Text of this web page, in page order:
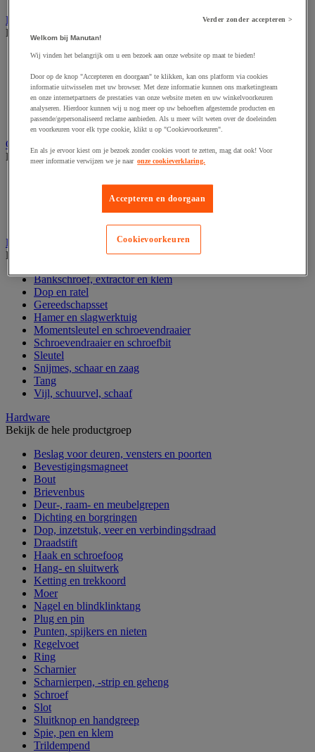
Elektrische toebehoren en verlichting
Bekijk de hele productgroep
Accessoires voor elektrisch schakelpaneel
Elektrische kabel
Elektrische uitrusting
Verlengsnoer, stekkerdoos en kapelhaspel
Wandcontactdoos en schakelaar
Gereedschap opbergen
Bekijk de hele productgroep
Gereedschapskist en opbergtas
Gereedschapskoffer en versterkte kist
Handgereedschap
Bekijk de hele productgroep
Bankschroef, extractor en klem
Dop en ratel
Gereedschapsset
Hamer en slagwerktuig
Momentsleutel en schroevendraaier
Schroevendraaier en schroefbit
Sleutel
Snijmes, schaar en zaag
Tang
Vijl, schuurvel, schaaf
Hardware
Bekijk de hele productgroep
Beslag voor deuren, vensters en poorten
Bevestigingsmagneet
Bout
Brievenbus
Deur-, raam- en meubelgrepen
Dichting en borgringen
Dop, inzetstuk, veer en verbindingsdraad
Draadstift
Haak en schroefoog
Hang- en sluitwerk
Ketting en trekkoord
Moer
Nagel en blindklinktang
Plug en pin
Punten, spijkers en nieten
Regelvoet
Ring
Scharnier
Scharnierpen, -strip en geheng
Schroef
Slot
Sluitknop en handgreep
Spie, pen en klem
Trildempend
Verder zonder accepteren >
Welkom bij Manutan!
Wij vinden het belangrijk om u een bezoek aan onze website op maat te bieden!
Door op de knop "Accepteren en doorgaan" te klikken, kan ons platform via cookies
informatie uitwisselen met uw browser. Met deze informatie kunnen ons marketingteam
en onze internetpartners de prestaties van onze website meten en uw winkelvoorkeuren
analyseren. Hierdoor kunnen wij u nog meer op uw behoeften afgestemde producten en
passende/gepersonaliseerd reclame aanbieden. Als u meer wilt weten over de doeleinden
en voorkeuren voor elk type cookie, klikt u op "Cookievoorkeuren".
En als je ervoor kiest om je bezoek zonder cookies voort te zetten, mag dat ook! Voor
meer informatie verwijzen we je naar onze cookieverklaring.
Accepteren en doorgaan
Cookievoorkeuren